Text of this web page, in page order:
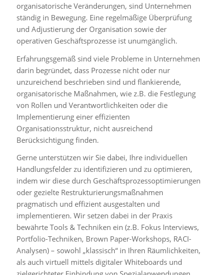
organisatorische Veränderungen, sind Unternehmen
ständig in Bewegung. Eine regelmäßige Überprüfung
und Adjustierung der Organisation sowie der
operativen Geschäftsprozesse ist unumgänglich.
Erfahrungsgemäß sind viele Probleme in Unternehmen
darin begründet, dass Prozesse nicht oder nur
unzureichend beschrieben sind und flankierende,
organisatorische Maßnahmen, wie z.B. die Festlegung
von Rollen und Verantwortlichkeiten oder die
Implementierung einer effizienten
Organisationsstruktur, nicht ausreichend
Berücksichtigung finden.
Gerne unterstützen wir Sie dabei, Ihre individuellen
Handlungsfelder zu identifizieren und zu optimieren,
indem wir diese durch Geschäftsprozessoptimierungen
oder gezielte Restrukturierungsmaßnahmen
pragmatisch und effizient ausgestalten und
implementieren. Wir setzen dabei in der Praxis
bewährte Tools & Techniken ein (z.B. Fokus Interviews,
Portfolio-Techniken, Brown Paper-Workshops, RACI-
Analysen) – sowohl „klassisch“ in Ihren Räumlichkeiten,
als auch virtuell mittels digitaler Whiteboards und